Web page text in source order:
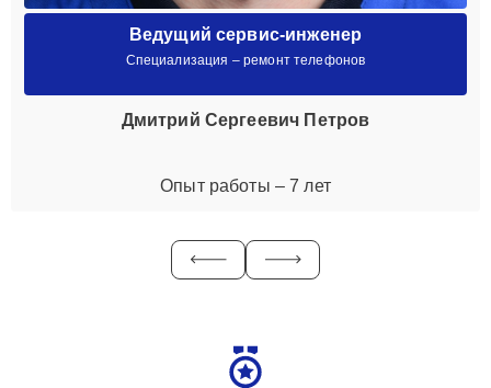
Ведущий сервис-инженер
Специализация – ремонт телефонов
Дмитрий Сергеевич Петров
Опыт работы – 7 лет